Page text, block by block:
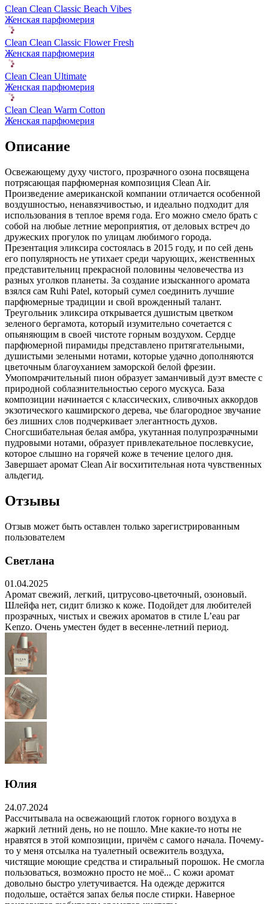
Clean Clean Classic Beach Vibes
Женская парфюмерия
Clean Clean Classic Flower Fresh
Женская парфюмерия
Clean Clean Ultimate
Женская парфюмерия
Clean Clean Warm Cotton
Женская парфюмерия
Описание
Освежающему духу чистого, прозрачного озона посвящена
потрясающая парфюмерная композиция Clean Air.
Произведение американской компании отличается особенной
воздушностью, ненавязчивостью, и идеально подходит для
использования в теплое время года. Его можно смело брать с
собой на любые летние мероприятия, от деловых встреч до
дружеских прогулок по улицам любимого города.
Презентация эликсира состоялась в 2015 году, и по сей день
его популярность не утихает среди чарующих, женственных
представительниц прекрасной половины человечества из
разных уголков планеты. За создание изысканного аромата
взялся сам Ruhi Patel, который сумел соединить лучшие
парфюмерные традиции и свой врожденный талант.
Треугольник эликсира открывается душистым цветком
зеленого бергамота, который изумительно сочетается с
опьяняющим в своей чистоте горным воздухом. Сердце
парфюмерной пирамиды представлено притягательными,
душистыми зелеными нотами, которые удачно дополняются
цветочным благоуханием заморской белой фрезии.
Умопомрачительный пион образует заманчивый дуэт вместе с
природной соблазнительностью серого мускуса. База
композиции начинается с классических, сливочных аккордов
экзотического кашмирского дерева, чье благородное звучание
без лишних слов подчеркивает элегантность духов.
Сногсшибательная белая амбра, укутанная полупрозрачными
пудровыми нотами, образует привлекательное послевкусие,
которое слышно на горячей коже в течение целого дня.
Завершает аромат Clean Air восхитительная нота чувственных
альдегид.
Отзывы
Отзыв может быть оставлен только зарегистрированным
пользователем
Светлана
01.04.2025
Аромат свежий, легкий, цитрусово-цветочный, озоновый.
Шлейфа нет, сидит близко к коже. Подойдет для любителей
прозрачных, чистых и свежих ароматов в стиле L’eau par
Kenzo. Очень уместен будет в весенне-летний период.
Юлия
24.07.2024
Рассчитывала на освежающий глоток горного воздуха в
жаркий летний день, но не пошло. Мне какие-то ноты не
нравятся в этой композиции, причём с самого начала. Почему-
то у меня отсылка на туалетный освежитель воздуха,
чистящие моющие средства и стиральный порошок. Не смогла
пользоваться, возможно просто не моё... С кожи аромат
довольно быстро улетучивается. На одежде держится
подольше, остаётся запах белья после стирки. Наверное